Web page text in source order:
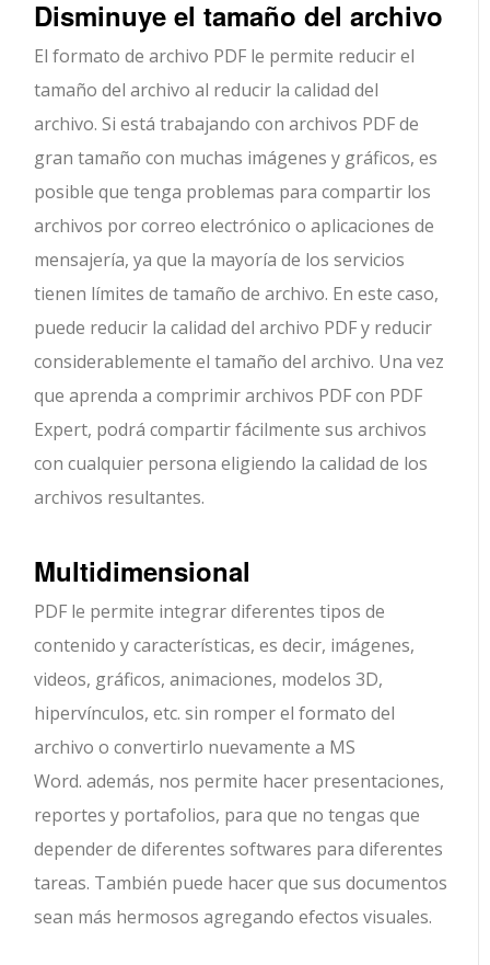
Disminuye el tamaño del archivo
El formato de archivo PDF le permite reducir el
tamaño del archivo al reducir la calidad del
archivo. Si está trabajando con archivos PDF de
gran tamaño con muchas imágenes y gráficos, es
posible que tenga problemas para compartir los
archivos por correo electrónico o aplicaciones de
mensajería, ya que la mayoría de los servicios
tienen límites de tamaño de archivo. En este caso,
puede reducir la calidad del archivo PDF y reducir
considerablemente el tamaño del archivo. Una vez
que aprenda a comprimir archivos PDF con PDF
Expert, podrá compartir fácilmente sus archivos
con cualquier persona eligiendo la calidad de los
archivos resultantes.
Multidimensional
PDF le permite integrar diferentes tipos de
contenido y características, es decir, imágenes,
videos, gráficos, animaciones, modelos 3D,
hipervínculos, etc. sin romper el formato del
archivo o convertirlo nuevamente a MS
Word. además, nos permite hacer presentaciones,
reportes y portafolios, para que no tengas que
depender de diferentes softwares para diferentes
tareas. También puede hacer que sus documentos
sean más hermosos agregando efectos visuales.